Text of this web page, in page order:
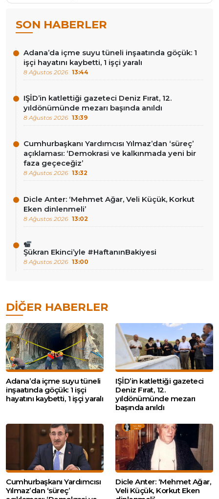
SON HABERLER
Adana’da içme suyu tüneli inşaatında göçük: 1
işçi hayatını kaybetti, 1 işçi yaralı
8 Ağustos 2026 13:44
IŞİD’in katlettiği gazeteci Deniz Fırat, 12.
yıldönümünde mezarı başında anıldı
8 Ağustos 2026 13:39
Cumhurbaşkanı Yardımcısı Yılmaz’dan ‘süreç’
açıklaması: ‘Demokrasi ve kalkınmada yeni bir
faza geçeceğiz’
8 Ağustos 2026 13:32
Dicle Anter: ‘Mehmet Ağar, Veli Küçük, Korkut
Eken dinlenmeli’
8 Ağustos 2026 13:02
Şükran Ekinci’yle #HaftanınBakiyesi
8 Ağustos 2026 13:00
DIĞER HABERLER
Adana’da içme suyu tüneli
inşaatında göçük: 1 işçi
hayatını kaybetti, 1 işçi yaralı
IŞİD’in katlettiği gazeteci
Deniz Fırat, 12.
yıldönümünde mezarı
başında anıldı
Cumhurbaşkanı Yardımcısı
Yılmaz’dan ‘süreç’
Dicle Anter: ‘Mehmet Ağar,
Veli Küçük, Korkut Eken